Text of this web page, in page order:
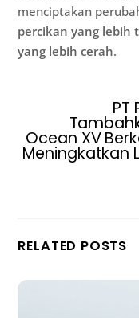
menciptakan
percikan yang lebih
yang lebih cerah.
PT
Ocean XV
Meningkatkan
RELATED POSTS